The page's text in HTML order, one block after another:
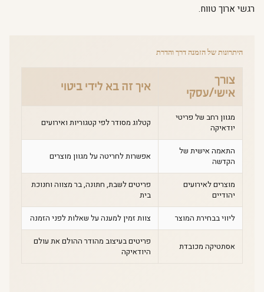
רגשי ארוך טווח.
היתרונות של הזמנה דרך והדרת
צורך
אישי/עסקי
איך זה בא לידי ביטוי
מגוון רחב של פריטי
יודאיקה
קטלוג מסודר לפי קטגוריות ואירועים
התאמה אישית של
הקדשה
אפשרות לחריטה על מגוון מוצרים
מוצרים לאירועים
יהודיים
פריטים לשבת, חתונה, בר מצווה וחנוכת
בית
ליווי בבחירת המוצר צוות זמין למענה על שאלות לפני הזמנה
אסתטיקה מכובדת
פריטים בעיצוב מהודר ההולם את עולם
היודאיקה